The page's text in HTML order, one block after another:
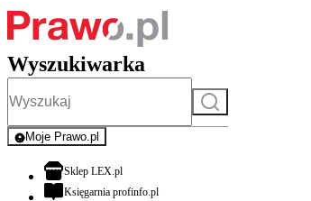
Wyszukiwarka
Szukaj
Moje Prawo.pl
- rejestracja i logowanie do serwisu
Sklep LEX.plotwiera się w nowej karcie
Księgarnia profinfo.plotwiera się w nowej karcie